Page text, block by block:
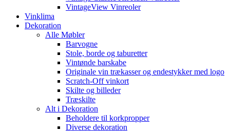
VintageView Vinreoler
Vinklima
Dekoration
Alle Møbler
Barvogne
Stole, borde og taburetter
Vintønde barskabe
Originale vin trækasser og endestykker med logo
Scratch-Off vinkort
Skilte og billeder
Træskilte
Alt i Dekoration
Beholdere til korkpropper
Diverse dekoration